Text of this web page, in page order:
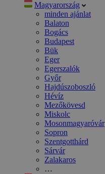
Magyarország
minden ajánlat
Balaton
Bogács
Budapest
Bük
Eger
Egerszalók
Győr
Hajdúszoboszló
Hévíz
Mezőkövesd
Miskolc
Mosonmagyaróvár
Sopron
Szentgotthárd
Sárvár
Zalakaros
…